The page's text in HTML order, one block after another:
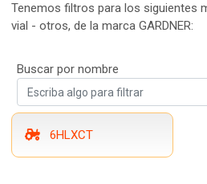
Tenemos filtros para los siguientes
vial - otros, de la marca GARDNER:
Buscar por nombre
6HLXCT